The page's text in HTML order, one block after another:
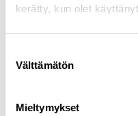
kerätty, kun olet
valinta
Välttämätön
Mieltymykset